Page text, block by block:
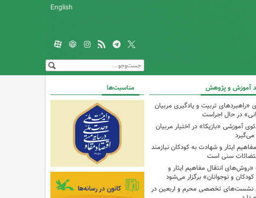
English
آموزش و پژوهش
«راهبردهای تربیت و یادگیری مربیان
در حال اجراست
آموزشی «بازیکا» در اختیار مربیان
می‌گیرد
ایثار و شهادت به کودکان نیازمند
سنی است
انتقال مفاهیم ایثار و
و نوجوانان» برگزار می‌شود
نشست‌های تخصصی محرم و اربعین در
مناسبت‌ها